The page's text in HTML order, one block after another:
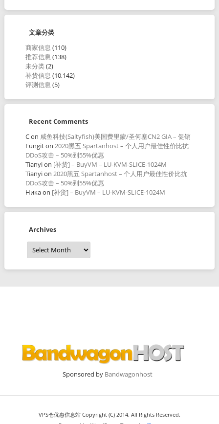
文章分类
商家信息 (110)
推荐信息 (138)
未分类(2)
补货信息 (10,142)
评测信息 (5)
Recent Comments
Con 咸鱼科技(Saltyfish)美国费里蒙/圣何塞CN2 GIA – 促销
Fungiton 2020黑五 Spartanhost – 个人用户最佳性价比抗
DDoS攻击 – 50%到55%优惠
Tianyion [补货] – BuyVM – LU-KVM-SLICE-1024M
Tianyion 2020黑五 Spartanhost – 个人用户最佳性价比抗
DDoS攻击 – 50%到55%优惠
Никаon [补货] – BuyVM – LU-KVM-SLICE-1024M
Archives
Archives
Sponsored by Bandwagonhost
VPS仓优惠信息站 Copyright (C) 2014. All Rights Reserved.